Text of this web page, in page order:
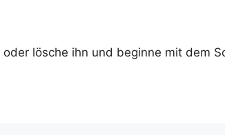
lösche ihn und beginne mit dem